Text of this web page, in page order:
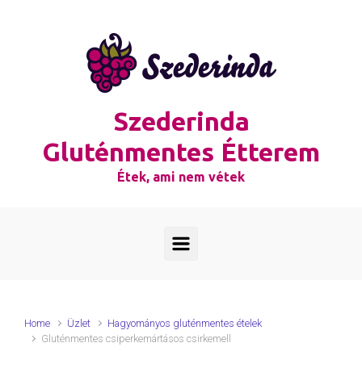
Szederinda
Gluténmentes Étterem
Étek, ami nem vétek
Home Üzlet
Hagyományos gluténmentes ételek
Gluténmentes csiperkemártásos csirkemell